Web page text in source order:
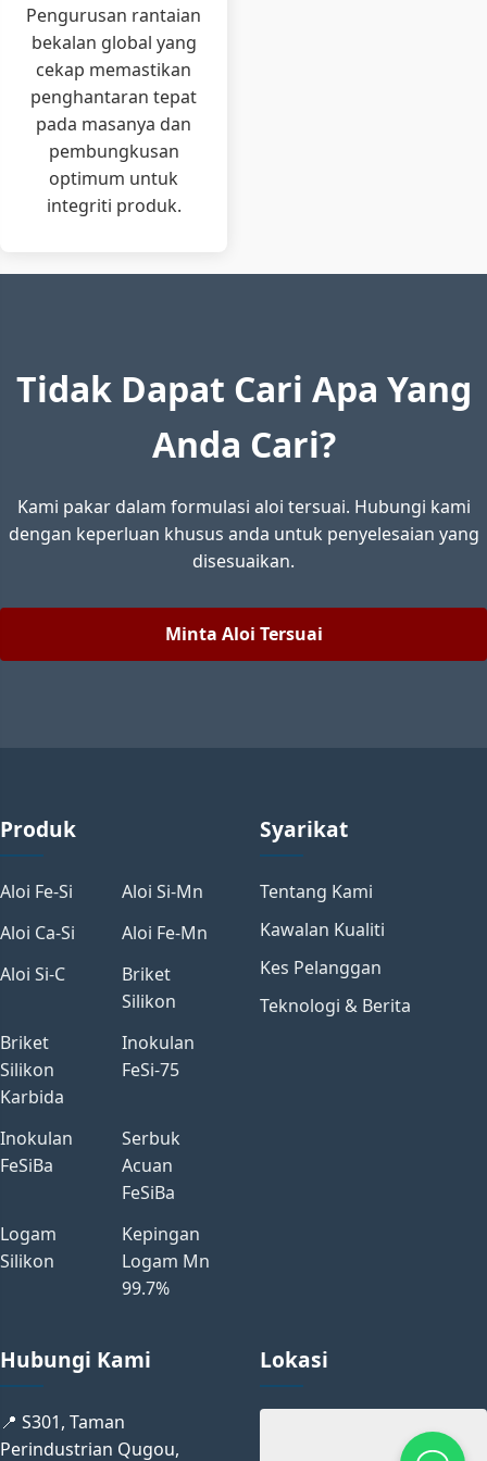
Steel
Cored Wire
CaSi, FeSi, SiCaBa,
Core:
Pengurusan rantaian
bekalan global yang
cekap memastikan
penghantaran tepat
pada masanya dan
pembungkusan
optimum untuk
integriti produk.
Tidak Dapat Cari Apa Yang
Anda Cari?
Kami pakar dalam formulasi aloi tersuai. Hubungi kami
dengan keperluan khusus anda untuk penyelesaian yang
disesuaikan.
Minta Aloi Tersuai
Produk
Aloi Fe-Si
Aloi Si-Mn
Aloi Ca-Si
Aloi Fe-Mn
Aloi Si-C
Briket
Silikon
Briket
Silikon
Karbida
Inokulan
FeSi-75
Inokulan
FeSiBa
Serbuk
Acuan
FeSiBa
Logam
Silikon
Kepingan
Logam Mn
99.7%
Syarikat
Tentang Kami
Kawalan Kualiti
Kes Pelanggan
Teknologi & Berita
Hubungi Kami
📍 S301, Taman
Perindustrian Qugou,
Lokasi